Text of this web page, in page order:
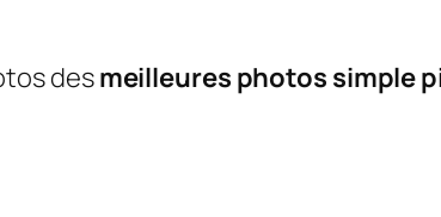
desmeilleures photos simple